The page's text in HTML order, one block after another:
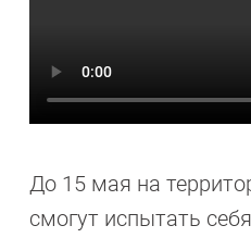
До 15 мая на
смогут испытать